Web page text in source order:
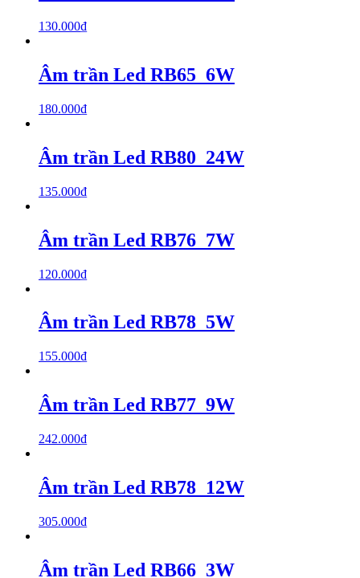
130.000₫
Âm trần Led RB65_6W
180.000₫
Âm trần Led RB80_24W
135.000₫
Âm trần Led RB76_7W
120.000₫
Âm trần Led RB78_5W
155.000₫
Âm trần Led RB77_9W
242.000₫
Âm trần Led RB78_12W
305.000₫
Âm trần Led RB66_3W